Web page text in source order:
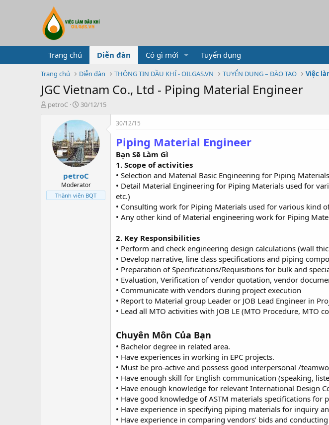
Trang chủ Diễn đàn Có gì mới Tuyển dụng
Trang chủ Diễn đàn THÔNG TIN DẦU KHÍ - OILGAS.VN TUYỂN DỤNG – ĐÀO TẠO Việc
JGC Vietnam Co., Ltd - Piping Material Engineer
T
t
e
petroC
N
à
g
ử
i
30/12/15
petroC
Moderator
Thành viên BQT
30/12/15
Piping Material Engineer
Bạn Sẽ Làm Gì
1. Scope of activities
• Selection and Material Basic Engineering for Piping
• Detail Material Engineering for Piping Materials used for
etc.)
• Consulting work for Piping Materials used for various kind
• Any other kind of Material engineering work for Piping
2. Key Responsibilities
• Perform and check engineering design calculations (wall
• Develop narrative, line class specifications and piping
• Preparation of Specifications/Requisitions for bulk and
• Evaluation, Verification of vendor quotation, vendor
• Communicate with vendors during project execution
• Report to Material group Leader or JOB Lead Engineer in
• Lead all MTO activities with JOB LE (MTO Procedure, MTO
Chuyên Môn Của Bạn
• Bachelor degree in related area.
• Have experiences in working in EPC projects.
• Must be pro-active and possess good interpersonal /
• Have enough skill for English communication (speaking,
• Have enough knowledge for relevant International Design
• Have good knowledge of ASTM materials specifications
• Have experience in specifying piping materials for inquiry
• Have experience in comparing vendors’ bids and